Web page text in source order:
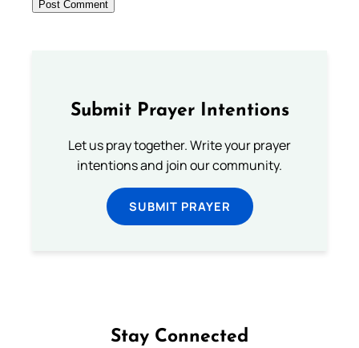
Submit Prayer Intentions
Let us pray together. Write your prayer
intentions and join our community.
SUBMIT PRAYER
Stay Connected